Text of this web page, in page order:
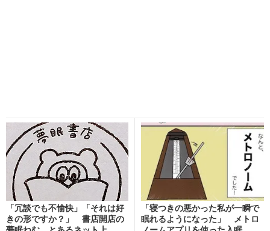
「冗談でも不愉快」「それは好
きの形ですか？」 書店開店の
「寝つきの悪かった私が一瞬で
眠れるようになった」 メトロ